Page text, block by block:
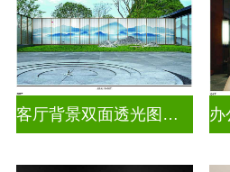
客厅背景双面透光图案水墨画玻璃